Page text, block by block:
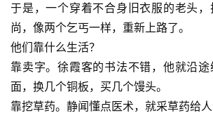
于是，一个穿着不合身旧衣服的老头
尚，像两个乞丐一样，重新上路了。
他们靠什么生活？
靠卖字。徐霞客的书法不错，他就沿
面，换几个铜板，买几个馒头。
靠挖草药。静闻懂点医术，就采草药给人